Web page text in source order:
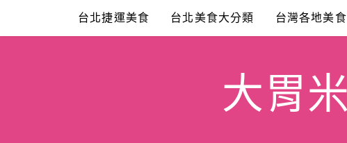
content
台北捷運美食 台北美食大分類 台灣各地美食
大胃